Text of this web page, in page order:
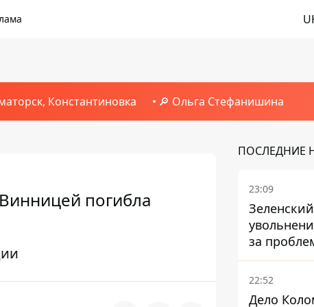
Константиновка 🔎 Ольга Стефанишина
погибла
ПОСЛЕДНИЕ
23:09
за
Марганце
22:52
Дело